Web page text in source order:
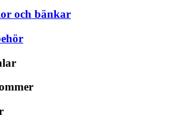
och bänkar